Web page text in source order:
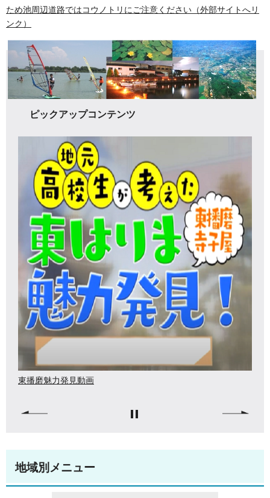
ため池周辺道路ではコウノトリにご注意ください（外部サイトへリ
ンク）
ピックアップコンテンツ
地域別メニュー